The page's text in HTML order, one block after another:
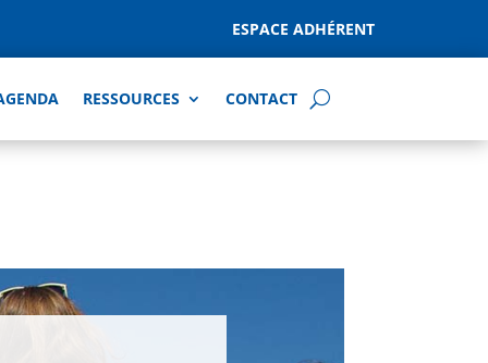
ESPACE ADHÉRENT
RESSOURCES CONTACT